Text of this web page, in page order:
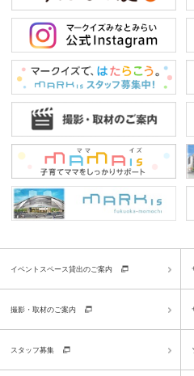
イベントスペース貸出のご案内
撮影・取材のご案内
スタッフ募集